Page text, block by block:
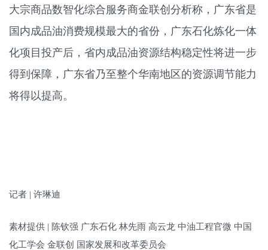
大宗商品数智化综合服务商金联创分析称，广东省是
国内成品油消费规模最大的省份，广东石化炼化一体
化项目投产后，省内成品油资源结构稳定性将进一步
得到保障，广东省乃至整个华南地区的资源调节能力
将得以提高。
记者 | 许琳迪
素材提供 | 陈钦强 广东石化 林先雨 高云龙 中油工程官微 中国
化工学会 金联创 国家发展和改革委员会